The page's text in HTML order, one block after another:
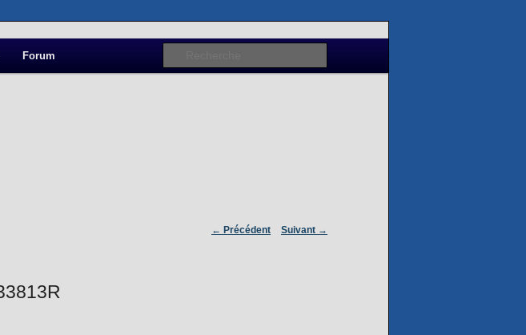
Forum
← Précédent Suivant →